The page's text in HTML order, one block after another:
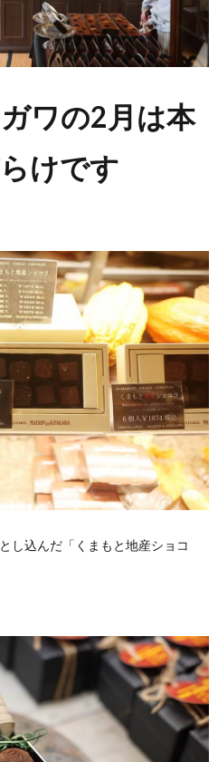
ワの2月は本
けです
し込んだ「くまもと地産ショコ